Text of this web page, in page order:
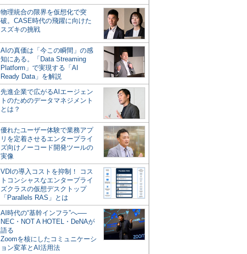
物理統合の限界を仮想化で突
破。CASE時代の飛躍に向けた
スズキの挑戦
AIの真価は「今この瞬間」の感
知にある。「Data Streaming
Platform」で実現する「AI
Ready Data」を解説
先進企業で広がるAIエージェン
トのためのデータマネジメント
とは？
優れたユーザー体験で業務アプ
リを定着させるエンタープライ
ズ向けノーコード開発ツールの
実像
VDIの導入コストを抑制！ コス
トコンシャスなエンタープライ
ズクラスの仮想デスクトップ
「Parallels RAS」とは
AI時代の“基幹インフラ”へ──
NEC・NOT A HOTEL・DeNAが
語る
Zoomを核にしたコミュニケーシ
ョン変革とAI活用法